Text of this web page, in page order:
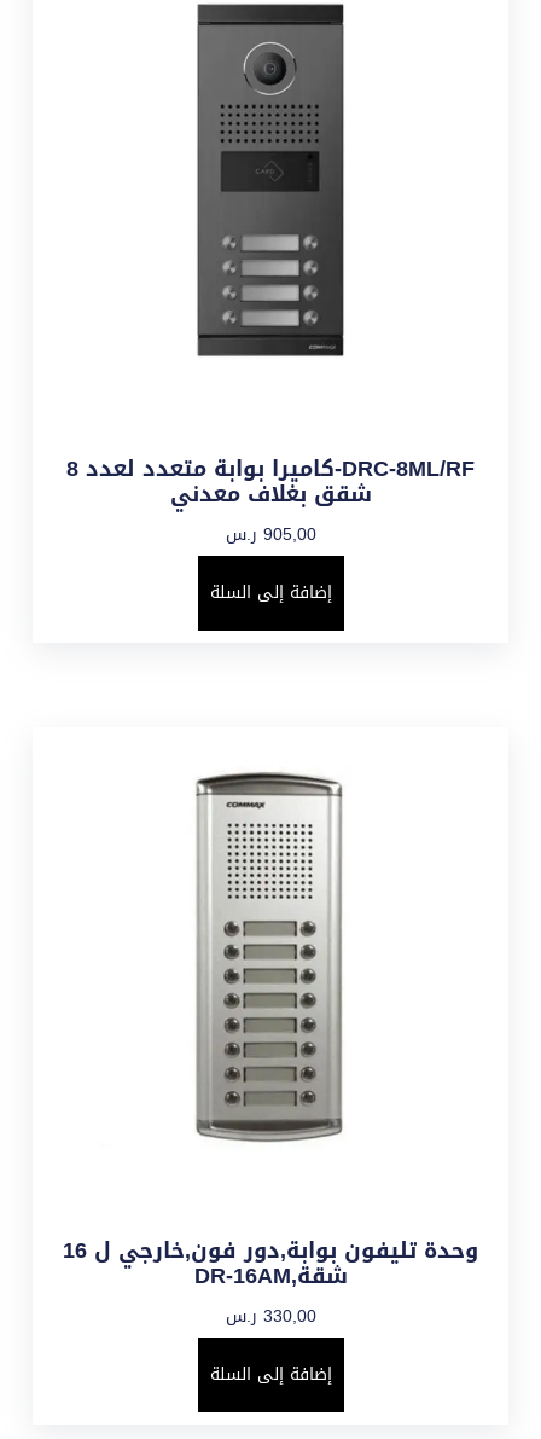
DRC-8ML/RF-كاميرا بوابة متعدد لعدد 8
شقق بغلاف معدني
905,00 ر.س
إضافة إلى السلة
وحدة تليفون بوابة,دور فون,خارجي ل 16
شقة,DR-16AM
330,00 ر.س
إضافة إلى السلة